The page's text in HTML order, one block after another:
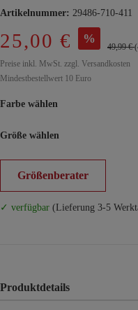
Artikelnummer: 29486-710-411
25,00 € %
49,99 €
Preise inkl. MwSt. zzgl. Versandkosten
Mindestbestellwert 10 Euro
Farbe wählen
Größe wählen
Größenberater
✓ verfügbar (Lieferung 3-5
Produktdetails